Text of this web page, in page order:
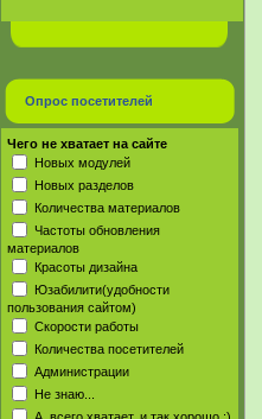
Опрос посетителей
Чего не хватает на сайте
Новых модулей
Новых разделов
Количества материалов
Частоты обновления
материалов
Красоты дизайна
Юзабилити(удобности
пользования сайтом)
Скорости работы
Количества посетителей
Администрации
Не знаю...
А, всего хватает, и так хорошо :)